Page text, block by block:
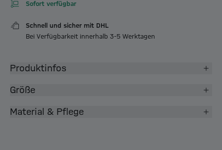
Sofort verfügbar
Schnell und sicher mit DHL
Bei Verfügbarkeit innerhalb 3-5 Werktagen
Produktinfos
Größe
Material & Pflege